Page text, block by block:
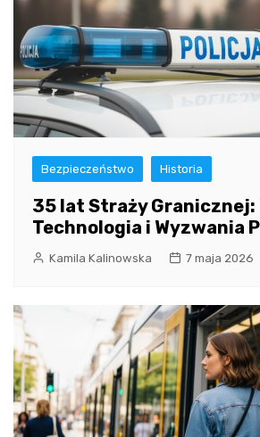
Bezpieczeństwo Historia
35 lat Straży
Technologia i Wyzwania
Kamila Kalinowska 7 maja 2026